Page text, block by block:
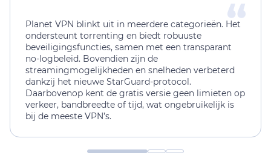
Planet VPN blinkt uit in meerdere categorieën. Het
ondersteunt torrenting en biedt robuuste
beveiligingsfuncties, samen met een transparant
no-logbeleid. Bovendien zijn de
streamingmogelijkheden en snelheden verbeterd
dankzij het nieuwe StarGuard-protocol.
Daarbovenop kent de gratis versie geen limieten op
verkeer, bandbreedte of tijd, wat ongebruikelijk is
bij de meeste VPN’s.